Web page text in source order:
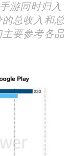
游同时归入
总收入和总
要参考各品